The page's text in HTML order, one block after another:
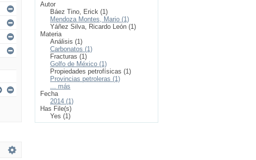
Autor
Báez Tino, Erick (1)
Mendoza Montes, Mario (1)
Yáñez Silva, Ricardo León (1)
Materia
Análisis (1)
Carbonatos (1)
Fracturas (1)
Golfo de México (1)
Propiedades petrofísicas (1)
Provincias petroleras (1)
... más
Fecha
2014 (1)
Has File(s)
Yes (1)